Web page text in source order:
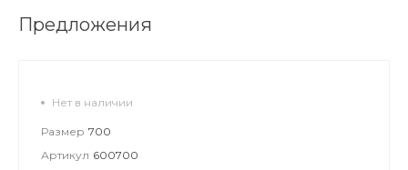
Предложения
Нет в наличии
Размер 700
Артикул 600700